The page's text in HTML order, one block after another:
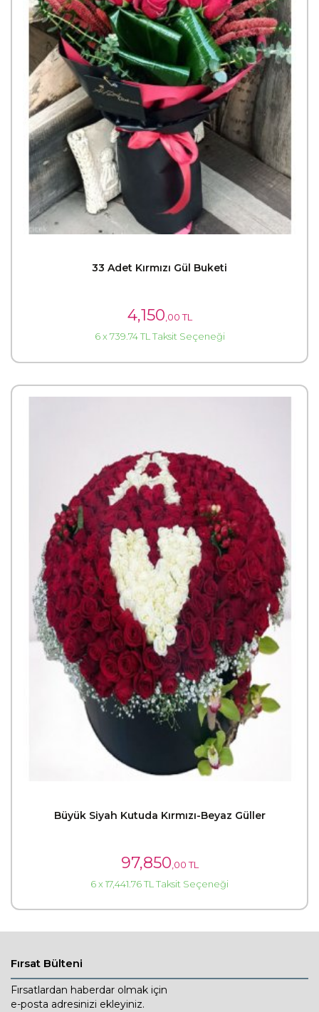
33 Adet Kırmızı Gül Buketi
4,150,00 TL
6 x 739.74 TL Taksit Seçeneği
Büyük Siyah Kutuda Kırmızı-Beyaz Güller
97,850 ,00 TL
6 x 17,441.76 TL Taksit Seçeneği
Fırsat Bülteni
Fırsatlardan haberdar olmak için
e-posta adresinizi ekleyiniz.